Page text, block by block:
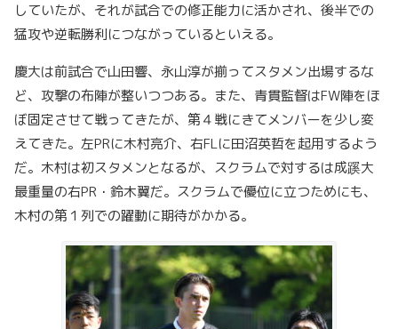
していたが、それが試合での修正能力に活かされ、後半での
猛攻や逆転勝利につながっているといえる。
慶大は前試合で山田響、永山淳が揃ってスタメン出場するな
ど、攻撃の布陣が整いつつある。また、青貫監督はFW陣をほ
ぼ固定させて戦ってきたが、第４戦にきてメンバーを少し変
えてきた。左PRに木村亮介、右FLに田沼英哲を起用するよう
だ。木村は初スタメンとなるが、スクラムで対するは成蹊大
最重量の右PR・鈴木翼だ。スクラムで優位に立つためにも、
木村の第１列での躍動に期待がかかる。